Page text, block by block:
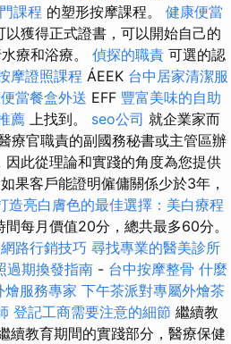
課程 的塑形按摩課程。 健康便當
獲得正式證書，可以開始自己的
療和浴療。 偵探的職責 可選的認
摩證照課程 ÁEEK 台中居家清潔服
當餐盒外送 EFF 豐富美味的自助
薦 上找到。 seo公司 就企業家而
療官職責的副國務秘書或主管區辦
此從理論和實踐的角度為您提供
如果客戶能證明僱傭關係少於3年，
造亮白膚色的最佳選擇：美白療程
每月價值20分，總共最多60分。
網路行銷技巧 尋找專業的醫美診所
過期換發指南 - 台中按摩整骨 什麼
燴服務專家 下午茶派對專屬外燴茶
登記工商需要注意的細節 繼續教
續教育期間的實踐部分，醫療保健